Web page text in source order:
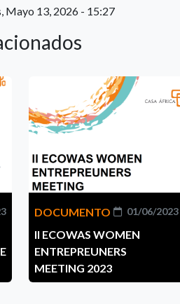
Mayo 13, 2026 - 15:27
DOCUMENTO 01/06/2023
II ECOWAS WOMEN
ENTREPREUNERS
MEETING 2023